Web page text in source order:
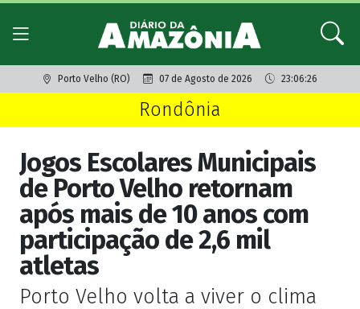
Porto Velho (RO) 07 de Agosto de 2026 23:06:26
Rondônia
Jogos Escolares Municipais
de Porto Velho retornam
após mais de 10 anos com
participação de 2,6 mil
atletas
Porto Velho volta a viver o clima